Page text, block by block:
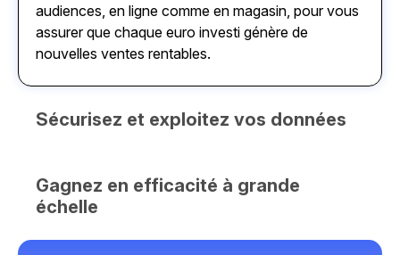
audiences, en ligne comme en magasin, pour vous
assurer que chaque euro investi génère de
nouvelles ventes rentables.
Sécurisez et exploitez vos données
qui connecte les insights de vos équipes et de vos
outils IA pour des décisions en temps réel, tout en
Gagnez en efficacité à grande
échelle